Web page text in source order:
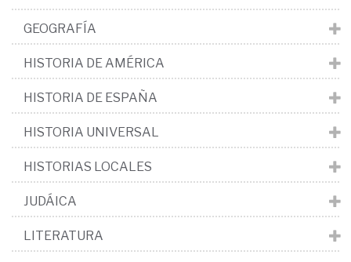
GEOGRAFÍA
HISTORIA DE AMÉRICA
HISTORIA DE ESPAÑA
HISTORIA UNIVERSAL
HISTORIAS LOCALES
JUDÁICA
LITERATURA